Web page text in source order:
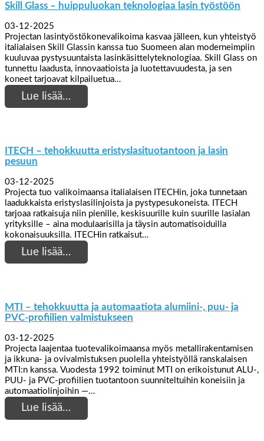
Skill Glass – huippuluokan teknologiaa lasin työstöön
03-12-2025
Projectan lasintyöstökonevalikoima kasvaa jälleen, kun yhteistyö
italialaisen Skill Glassin kanssa tuo Suomeen alan moderneimpiin
kuuluvaa pystysuuntaista lasinkäsittelyteknologiaa. Skill Glass on
tunnettu laadusta, innovaatioista ja luotettavuudesta, ja sen
koneet tarjoavat kilpailuetua…
Lue lisää…
ITECH – tehokkuutta eristyslasituotantoon ja lasin
pesuun
03-12-2025
Projecta tuo valikoimaansa italialaisen ITECHin, joka tunnetaan
laadukkaista eristyslasilinjoista ja pystypesukoneista. ITECH
tarjoaa ratkaisuja niin pienille, keskisuurille kuin suurille lasialan
yrityksille – aina modulaarisilla ja täysin automatisoiduilla
kokonaisuuksilla. ITECHin ratkaisut…
Lue lisää…
MTI – tehokkuutta ja automaatiota alumiini-, puu- ja
PVC-profiilien valmistukseen
03-12-2025
Projecta laajentaa tuotevalikoimaansa myös metallirakentamisen
ja ikkuna- ja ovivalmistuksen puolella yhteistyöllä ranskalaisen
MTI:n kanssa. Vuodesta 1992 toiminut MTI on erikoistunut ALU-,
PUU- ja PVC-profiilien tuotantoon suunniteltuihin koneisiin ja
automaatiolinjoihin —…
Lue lisää…